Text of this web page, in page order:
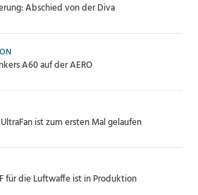
Abschied von der Diva
A60 auf der AERO
ist zum ersten Mal gelaufen
für die Luftwaffe ist in Produktion